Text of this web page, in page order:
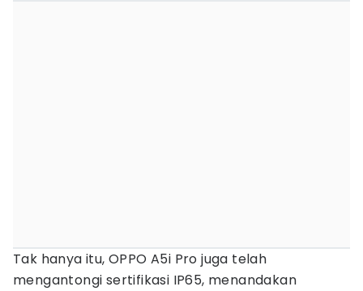
Tak hanya itu, OPPO A5i Pro juga telah
mengantongi sertifikasi IP65, menandakan